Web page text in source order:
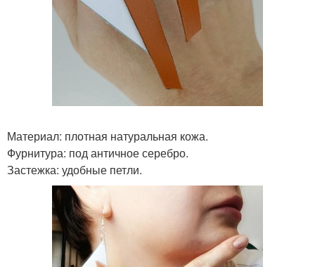
Материал: плотная натуральная кожа.
Фурнитура: под античное серебро.
Застежка: удобные петли.